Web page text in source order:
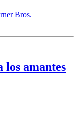
los amantes